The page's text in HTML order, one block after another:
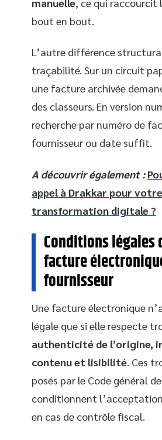
bout en bout.
L’autre différence
traçabilité. Sur un circuit
une facture archivée
des classeurs. En version
recherche par numéro de
fournisseur ou date suffit.
A découvrir également :
appel à Drakkar pour votre
transformation digitale ?
Conditions légales
facture
fournisseur
Une facture électronique
légale que si elle respecte
authenticité de l’origine,
contenu et lisibilité . Ces
posés par le Code général
conditionnent
en cas de contrôle fiscal.